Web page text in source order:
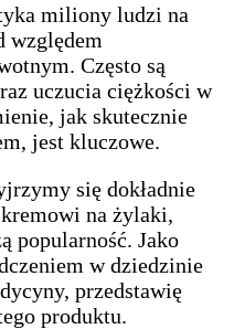
miliony ludzi na
względem
Często są
uczucia ciężkości w
jak skutecznie
jest kluczowe.
się dokładnie
na żylaki,
popularność. Jako
w dziedzinie
przedstawię
produktu.